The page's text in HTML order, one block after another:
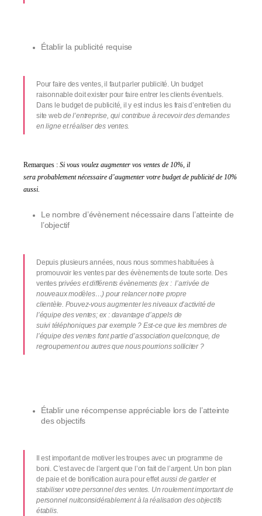
Établir la publicité requise
Pour faire des ventes, il faut parler publicité. Un budget
raisonnable doit exister pour faire entrer les clients éventuels.
Dans le budget de publicité, il y est inclus les frais d’entretien du
site web de l’entreprise, qui contribue à recevoirdes demandes
en ligne et réaliser des ventes.
Remarques : Si vous voulez augmenter vos ventes de 10%, il
sera probablement nécessaire d’augmenter votre budget de publicité de 10%
aussi.
Le nombre d’évènement nécessaire dans l’atteinte de
l’objectif
Depuis plusieurs années, nous nous sommes habituées à
promouvoir les ventes par des évènements de toute sorte. Des
ventes privées etdifférents évènements (ex : l’arrivée de
nouveaux modèles…) pour relancer notre propre
clientèle. Pouvez-vous augmenter les niveaux d’activité de
l’équipe des ventes; ex : davantage d’appels de
suivi téléphoniques par exemple ? Est-ce que les membres de
l’équipedes ventes font partied’association quelconque, de
regroupement ou autres que nous pourrions solliciter ?
Établir une récompense appréciable lors de l’atteinte
des objectifs
Il est important de motiver les troupes avec un programme de
boni. C’est avec de l’argent que l’on fait de l’argent. Un bon plan
de paie et de bonification aura pour effet aussi de garder et
stabiliser votre personnel des ventes. Un roulement important de
personnel nuitconsidérablement à la réalisation des objectifs
établis.